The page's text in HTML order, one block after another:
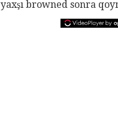
yaxşı browned sonra